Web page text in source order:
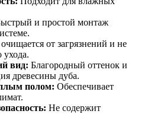
и простой монтаж
от загрязнений и не
ухода.
вид: Благородный оттенок и
древесины дуба.
полом: Обеспечивает
Не содержит